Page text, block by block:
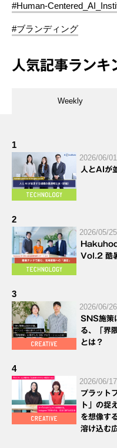
#Human-
#ブランディング
人気記事ランキ
Weekly
1
2026/06/01
人とAIが
2
2026/05/25
Vol.2 酷
3
2026/06/26
SNS施策
る、「界
とは？
4
2026/06/17
プラット
ト」の捉
を想像す
溶け込む